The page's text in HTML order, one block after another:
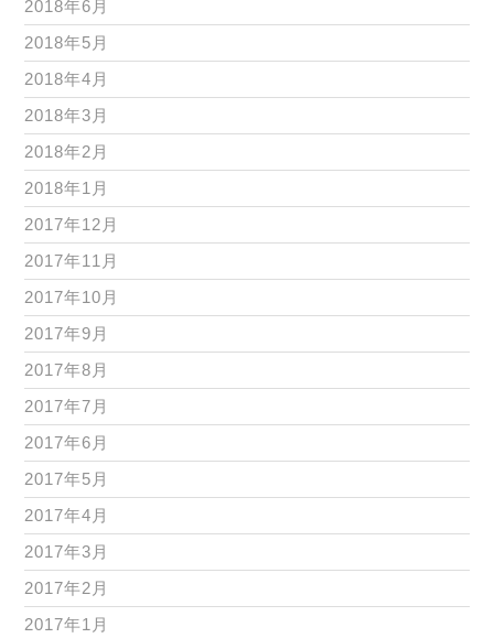
2018年6月
2018年5月
2018年4月
2018年3月
2018年2月
2018年1月
2017年12月
2017年11月
2017年10月
2017年9月
2017年8月
2017年7月
2017年6月
2017年5月
2017年4月
2017年3月
2017年2月
2017年1月